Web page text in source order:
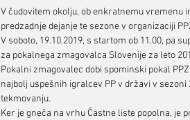
V čudovitem okolju, ob enkratnemu vremenu
predzadnje dejanje te sezone v organizaciji
V soboto, 19.10.2019, s startom ob 11.00, pa
za pokalnega zmagovalca Slovenije za leto
Pokalni zmagovalec dobi spominski pokal
najbolj uspešnih igralcev PP v državi v
tekmovanju.
Ker je gneča na vrhu Častne liste popolna, je